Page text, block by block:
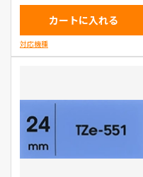
カートに入れる
対応機種